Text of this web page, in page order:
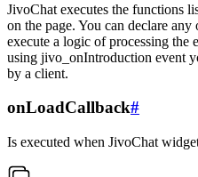
JivoChat executes the functions
on the page. You can declare
execute a logic of processing the
using jivo_onIntroduction event
by a client.
onLoadCallback#
Is executed when JivoChat